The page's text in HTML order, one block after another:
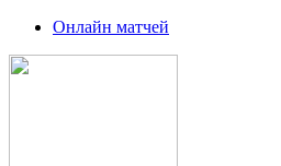
Онлайн матчей